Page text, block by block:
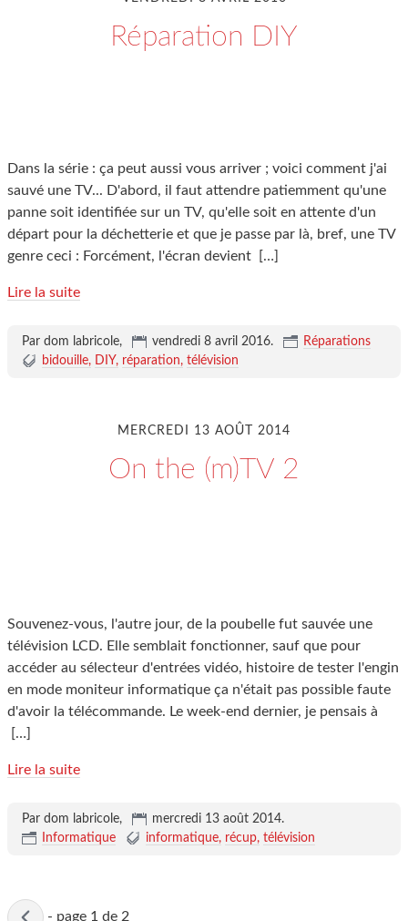
Réparation DIY
Dans la série : ça peut aussi vous arriver ; voici comment j'ai
sauvé une TV... D'abord, il faut attendre patiemment qu'une
panne soit identifiée sur un TV, qu'elle soit en attente d'un
départ pour la déchetterie et que je passe par là, bref, une TV
genre ceci : Forcément, l'écran devient
[…]
Lire la suite
Par dom labricole, vendredi 8 avril 2016.
Réparations
bidouille
DIY réparation télévision
MERCREDI 13 AOÛT 2014
On the (m)TV 2
Souvenez-vous, l'autre jour, de la poubelle fut sauvée une
télévision LCD. Elle semblait fonctionner, sauf que pour
accéder au sélecteur d'entrées vidéo, histoire de tester l'engin
en mode moniteur informatique ça n'était pas possible faute
d'avoir la télécommande. Le week-end dernier, je pensais à
[…]
Lire la suite
Par dom labricole, mercredi 13 août 2014.
Informatique
informatique récup télévision
- page 1 de 2